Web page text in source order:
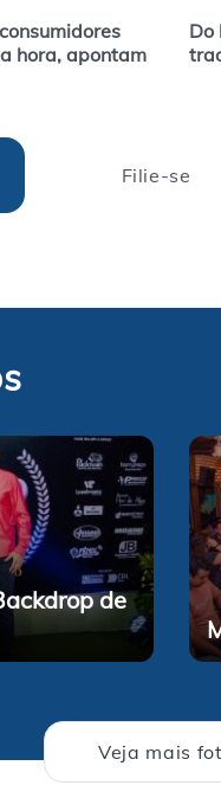
hora, apontam
Do
Filie-se
de
Veja mais